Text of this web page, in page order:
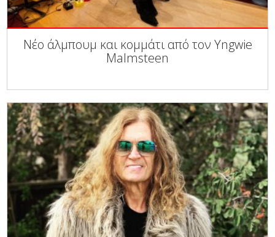
Νέο άλμπουμ και κομμάτι από τον Yngwie
Malmsteen